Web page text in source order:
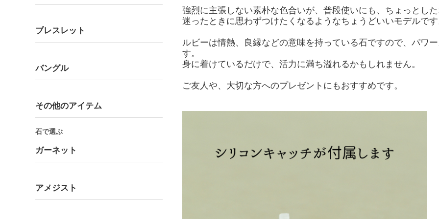
強烈に主張しない素朴な色合いが、普段使いにも、ちょっとし
迷ったときに思わずつけたくなるようなちょうどいいモデルで
ルビーは情熱、良縁などの意味を持っている石ですので、パワ
す。
身に着けているだけで、活力に満ち溢れるかもしれません。
ご友人や、大切な方へのプレゼントにもおすすめです。
ブレスレット
バングル
その他のアイテム
石で選ぶ
ガーネット
アメジスト